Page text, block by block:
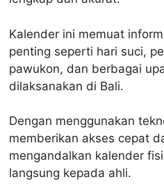
Kalender ini memuat
penting seperti hari suci,
pawukon, dan berbagai
dilaksanakan di Bali.
Dengan menggunakan
memberikan akses cepat
mengandalkan kalender
langsung kepada ahli.